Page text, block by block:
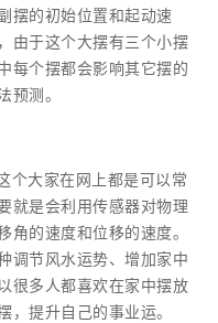
摆的初始位置和起动速
由于这个大摆有三个小摆
每个摆都会影响其它摆的
预测。
个大家在网上都是可以常
就是会利用传感器对物理
角的速度和位移的速度。
调节风水运势、增加家中
很多人都喜欢在家中摆放
，提升自己的事业运。